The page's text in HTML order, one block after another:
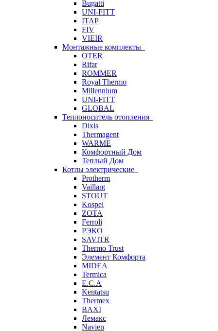
Bugatti
UNI-FITT
ITAP
FIV
VIEIR
Монтажные комплекты
OTER
Rifar
ROMMER
Royal Thermo
Millennium
UNI-FITT
GLOBAL
Теплоноситель отопления
Dixis
Thermagent
WARME
Комфортный Дом
Теплый Дом
Котлы электрические
Protherm
Vaillant
STOUT
Kospel
ZOTA
Ferroli
РЭКО
SAVITR
Thermo Trust
Элемент Комфорта
MIDEA
Termica
E.C.A
Kentatsu
Thermex
BAXI
Лемакс
Navien